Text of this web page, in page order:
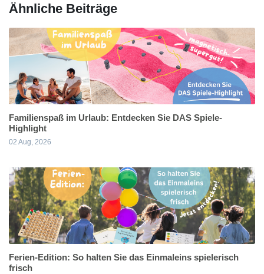
Ähnliche Beiträge
Familienspaß im Urlaub: Entdecken Sie DAS Spiele-
Highlight
02 Aug, 2026
Ferien-Edition: So halten Sie das Einmaleins spielerisch
frisch